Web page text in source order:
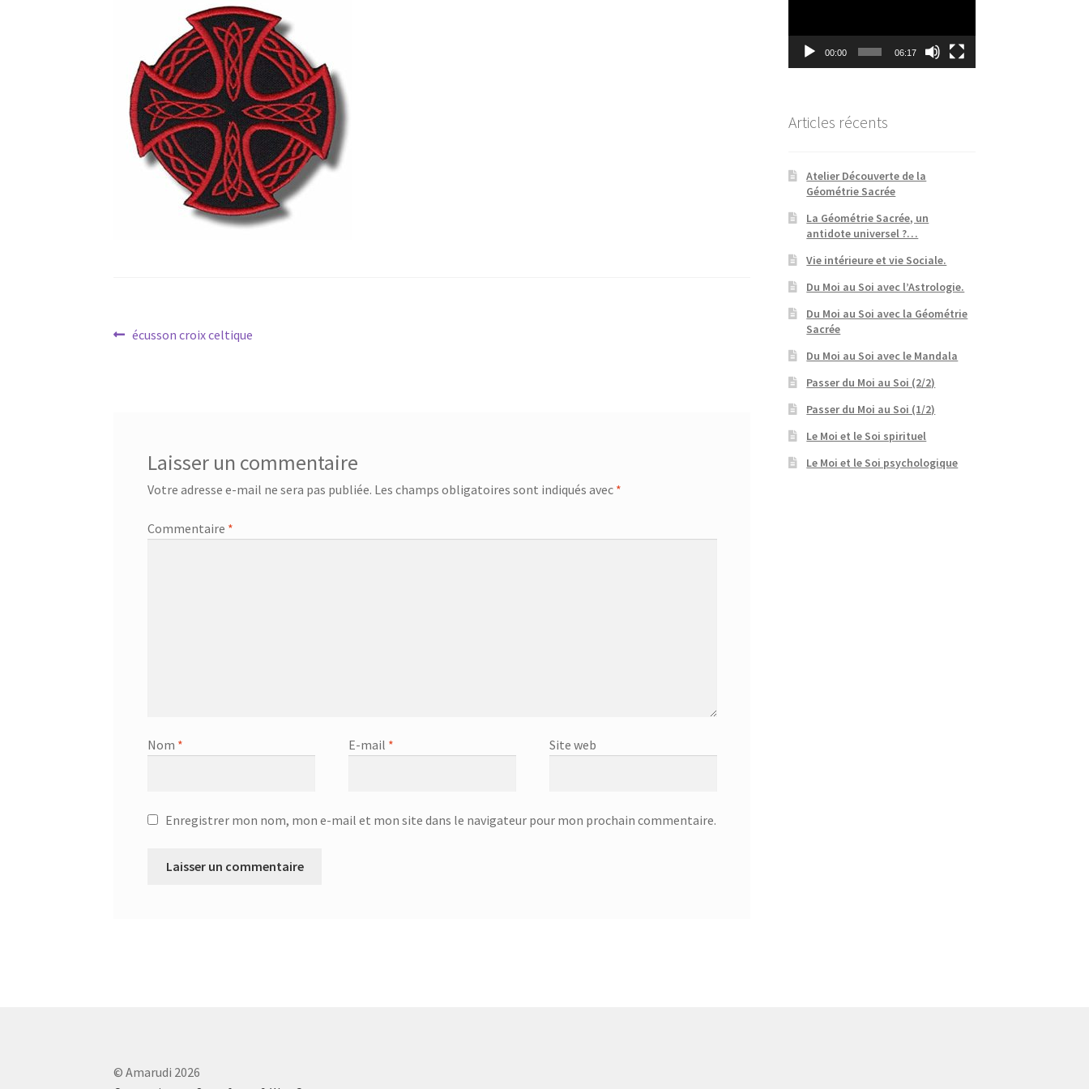
Navigation
Article
écusson croix celtique
Laisser un commentaire
Votre adresse e-mail ne sera pas publiée. Les champs obligatoires sont indiqués avec *
Commentaire *
Nom * E-mail * Site web
Enregistrer mon nom, mon e-mail et mon site dans le navigateur pour mon prochain commentaire.
00:00 06:17
Articles récents
Atelier Découverte de la
Géométrie Sacrée
La Géométrie Sacrée, un
antidote universel ?…
Vie intérieure et vie Sociale.
Du Moi au Soi avec l’Astrologie.
Du Moi au Soi avec la Géométrie
Sacrée
Du Moi au Soi avec le Mandala
Passer du Moi au Soi (2/2)
Passer du Moi au Soi (1/2)
Le Moi et le Soi spirituel
Le Moi et le Soi psychologique
© Amarudi 2026